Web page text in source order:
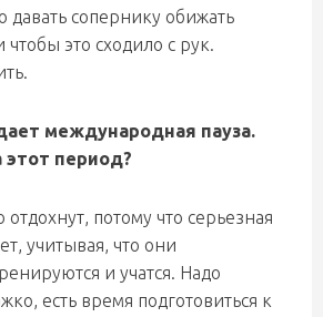
давать сопернику обижать
чтобы это сходило с рук.
международная пауза.
этот период?
потому что серьезная
учитывая, что они
и учатся. Надо
есть время подготовиться к